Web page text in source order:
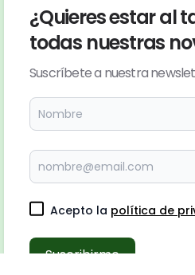
¿Quieres estar al
todas nuestras
Suscríbete a nuestra
Acepto la política de
Suscribirme